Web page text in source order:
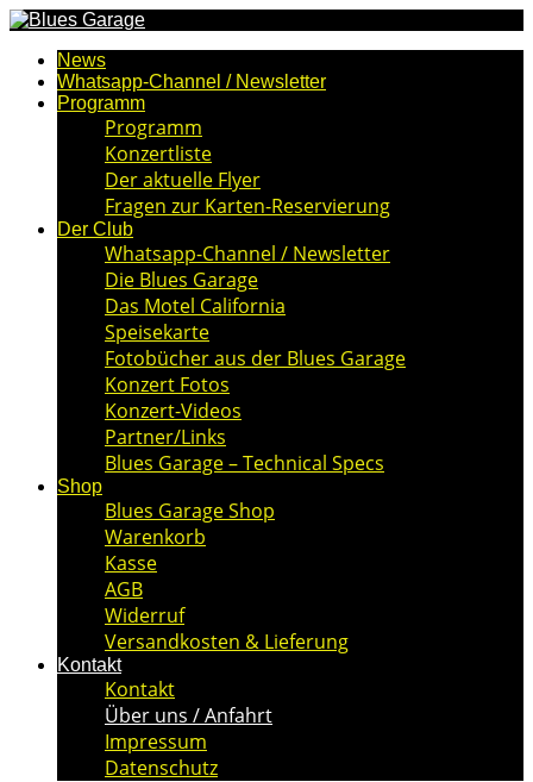
News
Whatsapp-Channel / Newsletter
Programm
Programm
Konzertliste
Der aktuelle Flyer
Fragen zur Karten-Reservierung
Der Club
Whatsapp-Channel / Newsletter
Die Blues Garage
Das Motel California
Speisekarte
Fotobücher aus der Blues Garage
Konzert Fotos
Konzert-Videos
Partner/Links
Blues Garage – Technical Specs
Shop
Blues Garage Shop
Warenkorb
Kasse
AGB
Widerruf
Versandkosten & Lieferung
Kontakt
Kontakt
Über uns / Anfahrt
Impressum
Datenschutz